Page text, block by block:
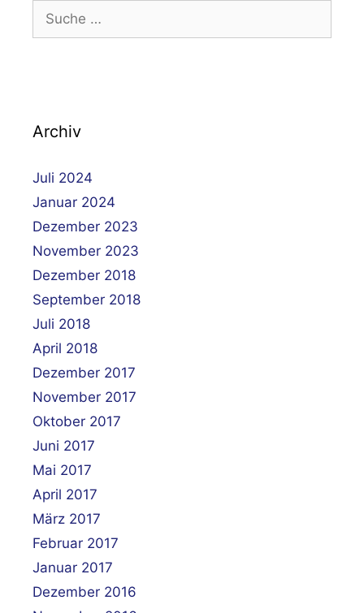
Suche
nach:
Archiv
Juli 2024
Januar 2024
Dezember 2023
November 2023
Dezember 2018
September 2018
Juli 2018
April 2018
Dezember 2017
November 2017
Oktober 2017
Juni 2017
Mai 2017
April 2017
März 2017
Februar 2017
Januar 2017
Dezember 2016